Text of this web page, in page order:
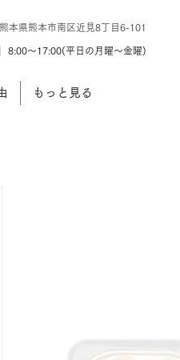
本県熊本市南区近見8丁目6-101
8:00～17:00(平日の月曜～金曜)
もっと見る